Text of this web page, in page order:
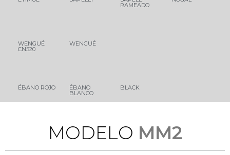
RAMEADO
WENGUÉ
CN520
WENGUÉ
ÉBANO ROJO ÉBANO
BLANCO
BLACK
ODE
O MM2